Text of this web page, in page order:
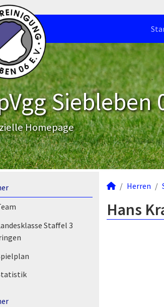
Siebleben
Homepage
Staffel 3
Herren
Hans